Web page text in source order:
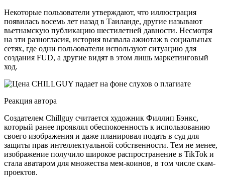
Некоторые пользователи утверждают, что иллюстрация
появилась восемь лет назад в Таиланде, другие называют
вьетнамскую публикацию шестилетней давности. Несмотря
на эти разногласия, история вызвала ажиотаж в социальных
сетях, где одни пользователи используют ситуацию для
создания FUD, а другие видят в этом лишь маркетинговый
ход.
Реакция автора
Создателем Chillguy считается художник Филлип Бэнкс,
который ранее проявлял обеспокоенность к использованию
своего изображения и даже планировал подать в суд для
защиты прав интеллектуальной собственности. Тем не менее,
изображение получило широкое распространение в TikTok и
стала аватаром для множества мем-коинов, в том числе скам-
проектов.